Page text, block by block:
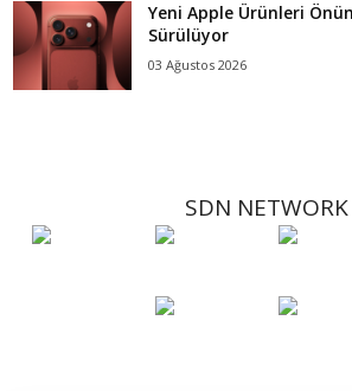
Yeni Apple Ürünleri
Sürülüyor
03 Ağustos 2026
SDN NETWORK